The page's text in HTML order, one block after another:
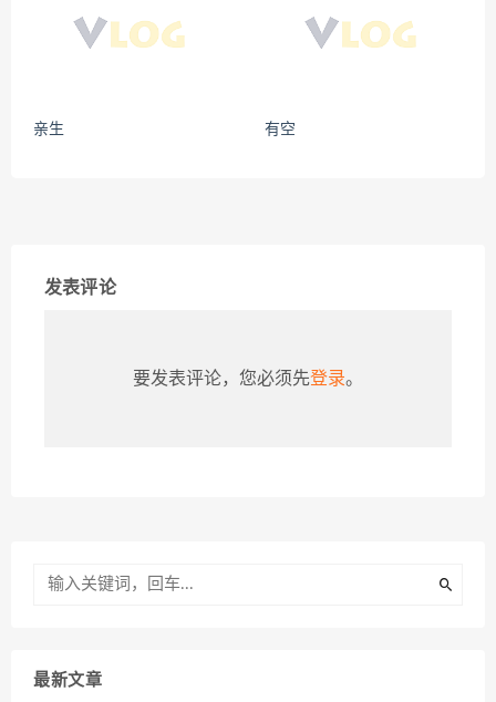
亲生 有空
发表评论
要发表评论，您必须先登录。
最新文章